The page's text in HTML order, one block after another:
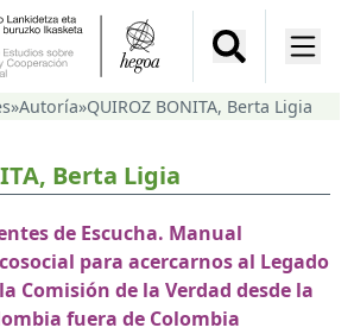
»Autoría»QUIROZ BONITA, Berta Ligia
Berta Ligia
de Escucha. Manual
para acercarnos al Legado
Comisión de la Verdad desde la
fuera de Colombia